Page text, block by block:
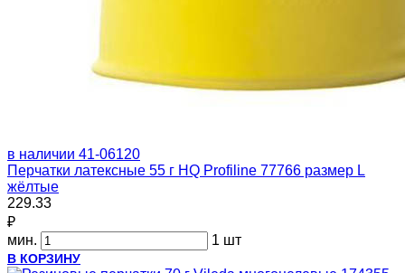
в наличии 41-06120
Перчатки латексные 55 г HQ Profiline 77766 размер L
жёлтые
229.33
₽
мин.
1 шт
В КОРЗИНУ